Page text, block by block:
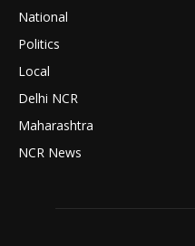
National
Politics
Local
Delhi NCR
Maharashtra
NCR News